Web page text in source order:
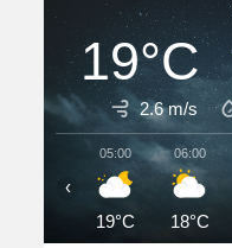
19°C
2.6 m/s
05:00
19°C
06:00
18°C
‹